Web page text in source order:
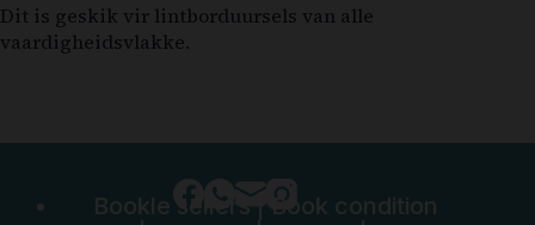
Dit is geskik vir lintborduursels van alle
vaardigheidsvlakke.
Bookle sellers|Book condition